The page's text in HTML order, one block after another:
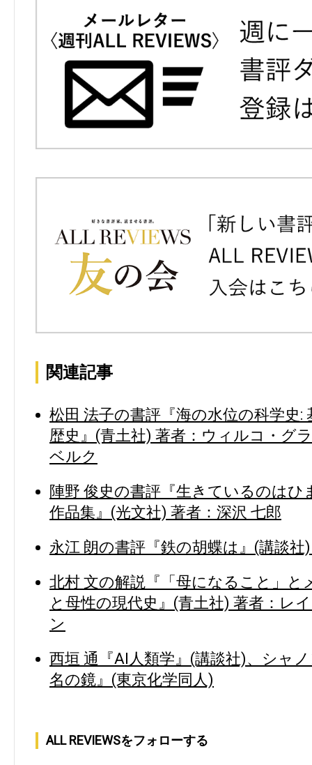
関連記事
松田 法子の書評『海の水位の科学史:
歴史』(青土社) 著者：ウィルコ・グ
ベルク
陣野 俊史の書評『生きているのはひ
作品集』(光文社) 著者：深沢 七郎
永江 朗の書評『鉄の胡蝶は』(講談社
北村 文の解説『「母になること」と
と母性の現代史』(青土社) 著者：レ
ン
西垣 通『AI人類学』(講談社)、シャ
名の鏡』(東京化学同人)
ALL REVIEWSをフォローする